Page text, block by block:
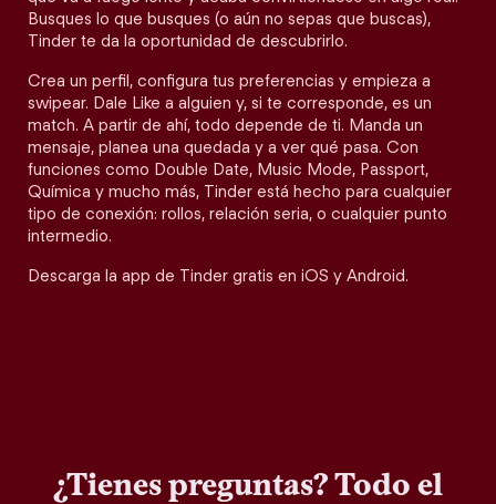
Busques lo que busques (o aún no sepas que buscas),
Tinder te da la oportunidad de descubrirlo.
Crea un perfil, configura tus preferencias y empieza a
swipear. Dale Like a alguien y, si te corresponde, es un
match. A partir de ahí, todo depende de ti. Manda un
mensaje, planea una quedada y a ver qué pasa. Con
funciones como Double Date, Music Mode, Passport,
Química y mucho más, Tinder está hecho para cualquier
tipo de conexión: rollos, relación seria, o cualquier punto
intermedio.
Descarga la app de Tinder gratis en iOS y Android.
¿Tienes preguntas? Todo el